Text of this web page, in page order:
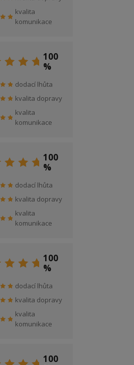
kvalita
komunikace
100
%
dodací lhůta
kvalita dopravy
kvalita
komunikace
100
%
dodací lhůta
kvalita dopravy
kvalita
komunikace
100
%
dodací lhůta
kvalita dopravy
kvalita
komunikace
100